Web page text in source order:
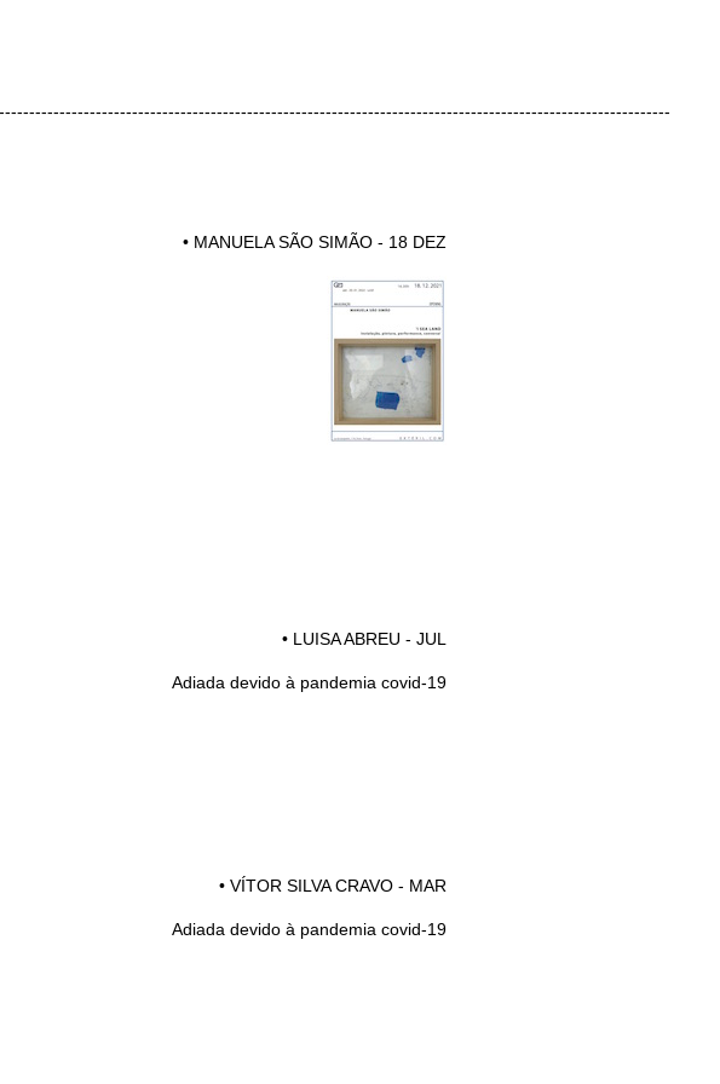
• MANUELA SÃO SIMÃO - 18 DEZ
• LUISA ABREU - JUL
Adiada devido à pandemia covid-19
• VÍTOR SILVA CRAVO - MAR
Adiada devido à pandemia covid-19